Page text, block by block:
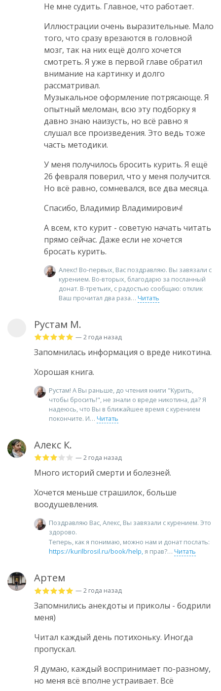
Не мне судить. Главное, что работает.
Иллюстрации очень выразительные. Мало
того, что сразу врезаются в головной
мозг, так на них ещё долго хочется
смотреть. Я уже в первой главе обратил
внимание на картинку и долго
рассматривал.
Музыкальное оформление потрясающе. Я
опытный меломан, всю эту подборку я
давно знаю наизусть, но всё равно я
слушал все произведения. Это ведь тоже
часть методики.
У меня получилось бросить курить. Я ещё
26 февраля поверил, что у меня получится.
Но всё равно, сомневался, все два месяца.
Спасибо, Владимир Владимирович!
А всем, кто курит - советую начать читать
прямо сейчас. Даже если не хочется
бросать курить.
Алекс! Во-первых, Вас поздравляю. Вы завязали с
курением. Во-вторых, благодарю за посланный
донат. В-третьих, с радостью сообщаю: отклик
Ваш прочитал два раза
Читать
Рустам М.
— 2 года назад
Запомнилась информация о вреде никотина.
Хорошая книга.
Рустам! А Вы раньше, до чтения книги "Курить,
чтобы бросить!", не знали о вреде никотина, да? Я
надеюсь, что Вы в ближайшее время с курением
покончите. И
Читать
Алекс К.
— 2 года назад
Много историй смерти и болезней.
Хочется меньше страшилок, больше
воодушевления.
Поздравляю Вас, Алекс, Вы завязали с курением. Это
здорово.
Теперь, как я понимаю, можно нам и донат послать:
https://kurilbrosil.ru/book/help,я прав? Читать
Артем
— 2 года назад
Запомнились анекдоты и приколы - бодрили
меня)
Читал каждый день потихоньку. Иногда
пропускал.
Я думаю, каждый воспринимает по-разному,
но меня всë вполне устраивает. Всë